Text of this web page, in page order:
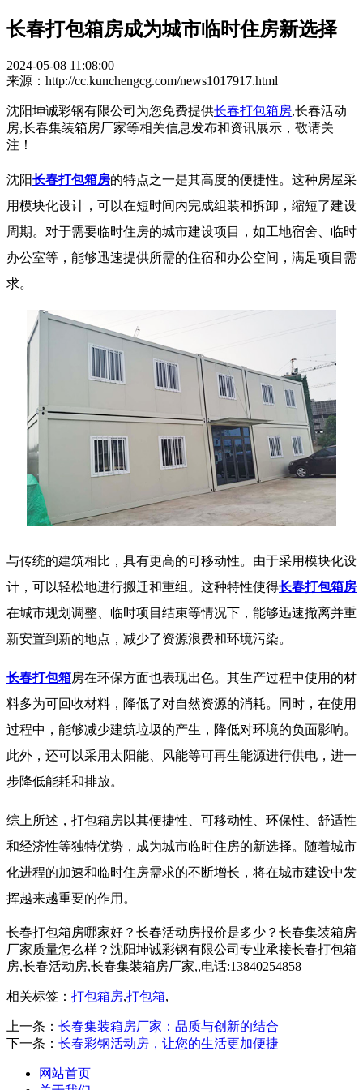
长春打包箱房成为城市临时住房新选择
2024-05-08 11:08:00
来源：http://cc.kunchengcg.com/news1017917.html
沈阳坤诚彩钢有限公司为您免费提供长春打包箱房,长春活动
房,长春集装箱房厂家等相关信息发布和资讯展示，敬请关
注！
沈阳长春打包箱房的特点之一是其高度的便捷性。这种房屋采
用模块化设计，可以在短时间内完成组装和拆卸，缩短了建设
周期。对于需要临时住房的城市建设项目，如工地宿舍、临时
办公室等，能够迅速提供所需的住宿和办公空间，满足项目需
求。
与传统的建筑相比，具有更高的可移动性。由于采用模块化设
计，可以轻松地进行搬迁和重组。这种特性使得长春打包箱房
在城市规划调整、临时项目结束等情况下，能够迅速撤离并重
新安置到新的地点，减少了资源浪费和环境污染。
长春打包箱房在环保方面也表现出色。其生产过程中使用的材
料多为可回收材料，降低了对自然资源的消耗。同时，在使用
过程中，能够减少建筑垃圾的产生，降低对环境的负面影响。
此外，还可以采用太阳能、风能等可再生能源进行供电，进一
步降低能耗和排放。
综上所述，打包箱房以其便捷性、可移动性、环保性、舒适性
和经济性等独特优势，成为城市临时住房的新选择。随着城市
化进程的加速和临时住房需求的不断增长，将在城市建设中发
挥越来越重要的作用。
长春打包箱房哪家好？长春活动房报价是多少？长春集装箱房
厂家质量怎么样？沈阳坤诚彩钢有限公司专业承接长春打包箱
房,长春活动房,长春集装箱房厂家,,电话:13840254858
相关标签： 打包箱房,打包箱,
上一条： 长春集装箱房厂家：品质与创新的结合
下一条： 长春彩钢活动房，让您的生活更加便捷
网站首页